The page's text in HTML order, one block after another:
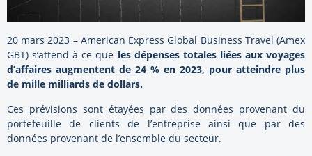
20 mars 2023 – American Express Global Business Travel (Amex
GBT) s’attend à ce que les dépenses totales liées aux voyages
d’affaires augmentent de 24 % en 2023, pour atteindre plus
de mille milliards de dollars.
Ces prévisions sont étayées par des données provenant du
portefeuille de clients de l’entreprise ainsi que par des
données provenant de l’ensemble du secteur.